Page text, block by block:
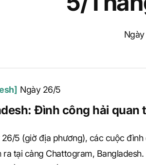
Ngày 26/5
Đình công hải quan
5 (giờ địa phương), các cuộc
ra tại cảng Chattogram,